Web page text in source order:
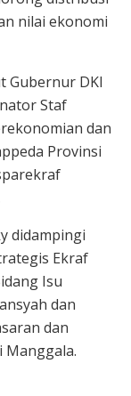
nilai ekonomi
Gubernur DKI
Staf
dan
Provinsi
didampingi
Ekraf
Isu
dan
dan
Manggala.